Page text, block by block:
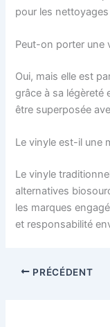
pour les
Peut-on porter une
Oui, mais elle est
grâce à sa légèreté
être superposée
Le vinyle est-il une
Le vinyle
alternatives
les marques
et responsabilité
PRÉCÉDENT